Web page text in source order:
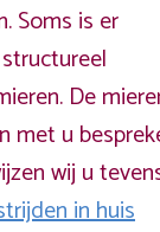
Soms is er
De
met u
wij u
in huis